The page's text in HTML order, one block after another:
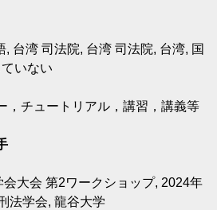
, 台湾 司法院, 台湾 司法院, 台湾, 国
いない
，チュートリアル，講習，講義等
大会 第2ワークショップ, 2024年
法学会, 龍谷大学